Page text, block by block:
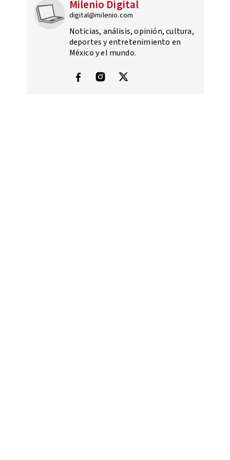
Milenio Digital
digital@milenio.com
Noticias, análisis, opinión, cultura,
deportes y entretenimiento en
México y el mundo.